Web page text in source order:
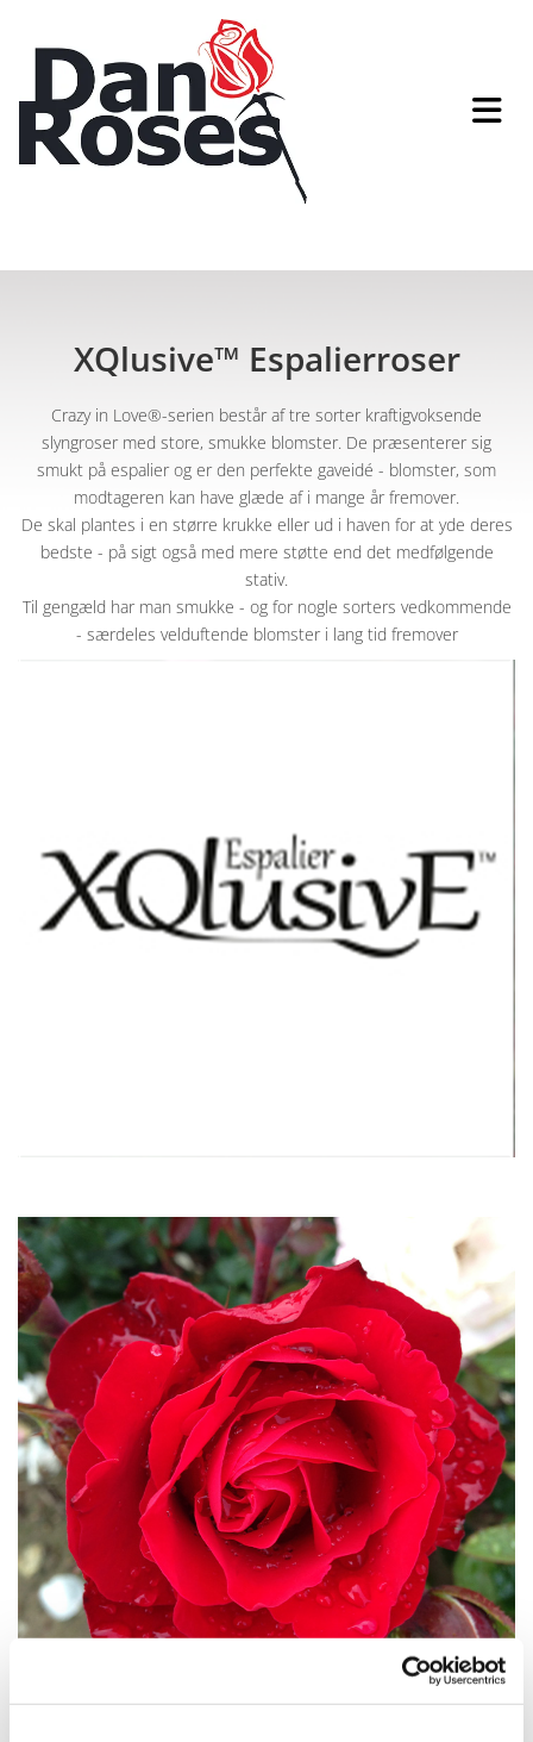
XQlusive™ Espalierroser
Crazy in Love®-serien består af tre sorter kraftigvoksende
slyngroser med store, smukke blomster. De præsenterer sig
smukt på espalier og er den perfekte gaveidé - blomster, som
modtageren kan have glæde af i mange år fremover.
De skal plantes i en større krukke eller ud i haven for at yde deres
bedste - på sigt også med mere støtte end det medfølgende
stativ.
Til gengæld har man smukke - og for nogle sorters vedkommende
- særdeles velduftende blomster i lang tid fremover